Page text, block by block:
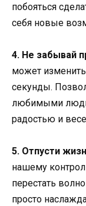
побояться
себя новые
4. Не забывай
может
секунды.
любимыми
радостью и
5. Отпусти
нашему
перестать
просто